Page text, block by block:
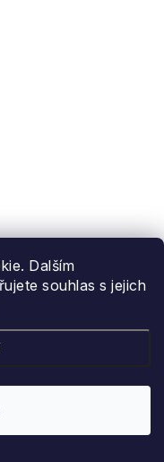
Dalším
souhlas s jejich
white